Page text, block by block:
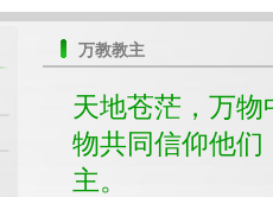
万教教主
天地苍茫，万
物共同信仰他
主。